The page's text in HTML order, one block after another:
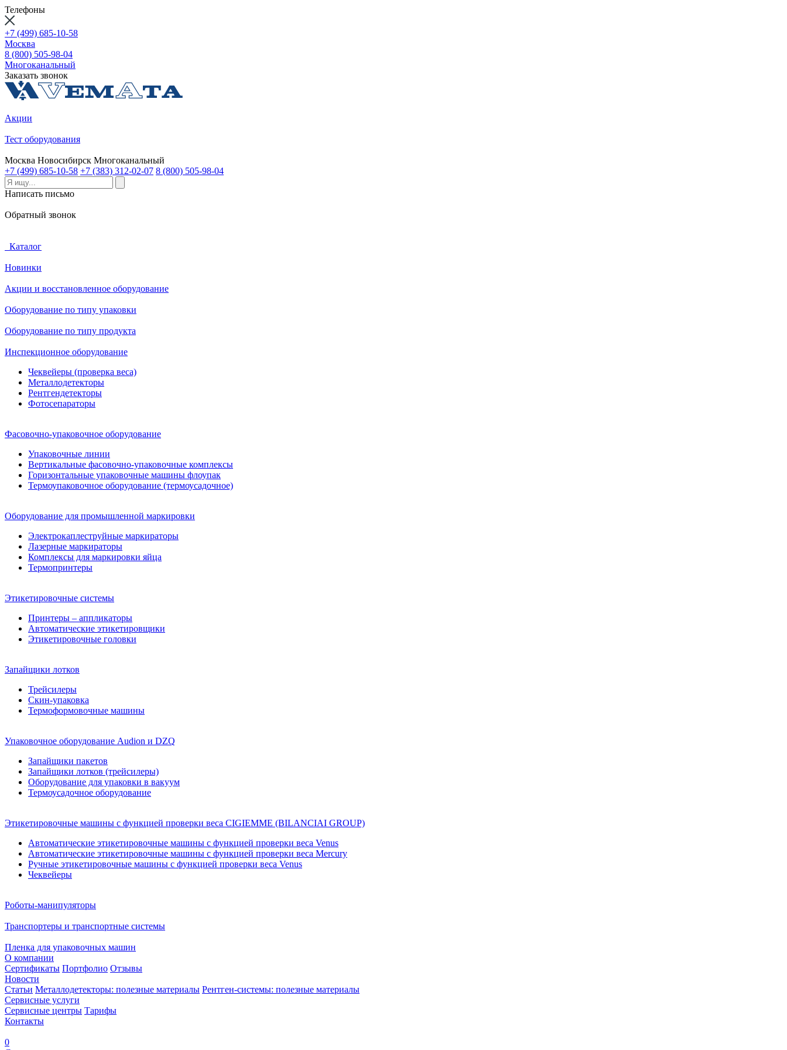
Телефоны
+7 (499) 685-10-58
Москва
8 (800) 505-98-04
Многоканальный
Заказать звонок
Акции
Тест оборудования
Москва Новосибирск Многоканальный
+7 (499) 685-10-58 +7 (383) 312-02-07 8 (800) 505-98-04
Написать письмо
Обратный звонок
Каталог
Новинки
Акции и восстановленное оборудование
Оборудование по типу упаковки
Оборудование по типу продукта
Инспекционное оборудование
Чеквейеры (проверка веса)
Металлодетекторы
Рентгендетекторы
Фотосепараторы
Фасовочно-упаковочное оборудование
Упаковочные линии
Вертикальные фасовочно-упаковочные комплексы
Горизонтальные упаковочные машины флоупак
Термоупаковочное оборудование (термоусадочное)
Оборудование для промышленной маркировки
Электрокаплеструйные маркираторы
Лазерные маркираторы
Комплексы для маркировки яйца
Термопринтеры
Этикетировочные системы
Принтеры – аппликаторы
Автоматические этикетировщики
Этикетировочные головки
Запайщики лотков
Трейсилеры
Скин-упаковка
Термоформовочные машины
Упаковочное оборудование Audion и DZQ
Запайщики пакетов
Запайщики лотков (трейсилеры)
Оборудование для упаковки в вакуум
Термоусадочное оборудование
Этикетировочные машины с функцией проверки веса CIGIEMME (BILANCIAI GROUP)
Автоматические этикетировочные машины с функцией проверки веса Venus
Автоматические этикетировочные машины с функцией проверки веса Mercury
Ручные этикетировочные машины с функцией проверки веса Venus
Чеквейеры
Роботы-манипуляторы
Транспортеры и транспортные системы
Пленка для упаковочных машин
О компании
Сертификаты Портфолио Отзывы
Новости
Статьи Металлодетекторы: полезные материалы Рентген-системы: полезные материалы
Сервисные услуги
Сервисные центры Тарифы
Контакты
0